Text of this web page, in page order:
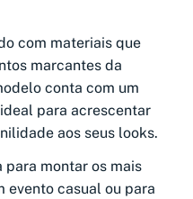
com materiais que
marcantes da
conta com um
para acrescentar
aos seus looks.
montar os mais
evento casual ou para